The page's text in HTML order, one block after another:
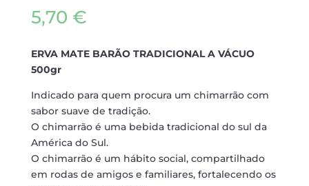
5,70 €
ERVA MATE BARÃO TRADICIONAL A VÁCUO
500gr
Indicado para quem procura um chimarrão com
sabor suave de tradição.
O chimarrão é uma bebida tradicional do sul da
América do Sul.
O chimarrão é um hábito social, compartilhado
em rodas de amigos e familiares, fortalecendo os